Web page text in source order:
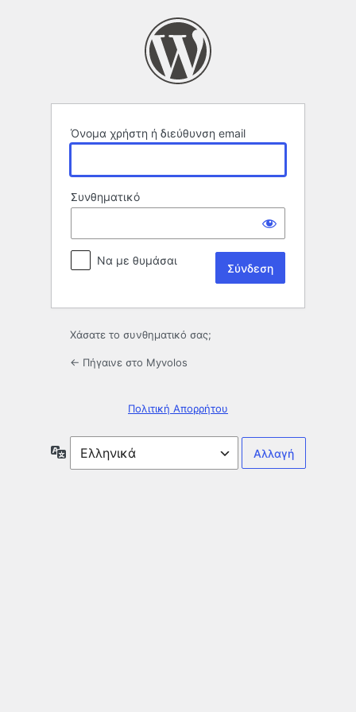
Όνομα χρήστη ή διεύθυνση email
Συνθηματικό
Να με θυμάσαι
Χάσατε το συνθηματικό σας;
← Πήγαινε στο Myvolos
Πολιτική Απορρήτου
Γλώσσα